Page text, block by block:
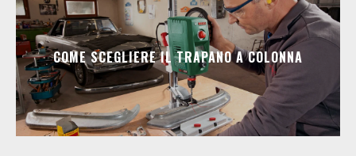
COME SCEGLIERE IL TRAPANO A COLONNA